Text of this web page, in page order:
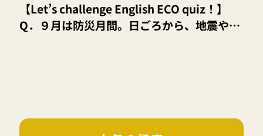
【Let’s challenge English ECO quiz！】
Q．９月は防災月間。日ごろから、地震や台